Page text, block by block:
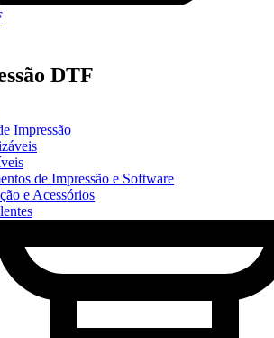
DTF
Impressão
de Impressão e Software
e Acessórios